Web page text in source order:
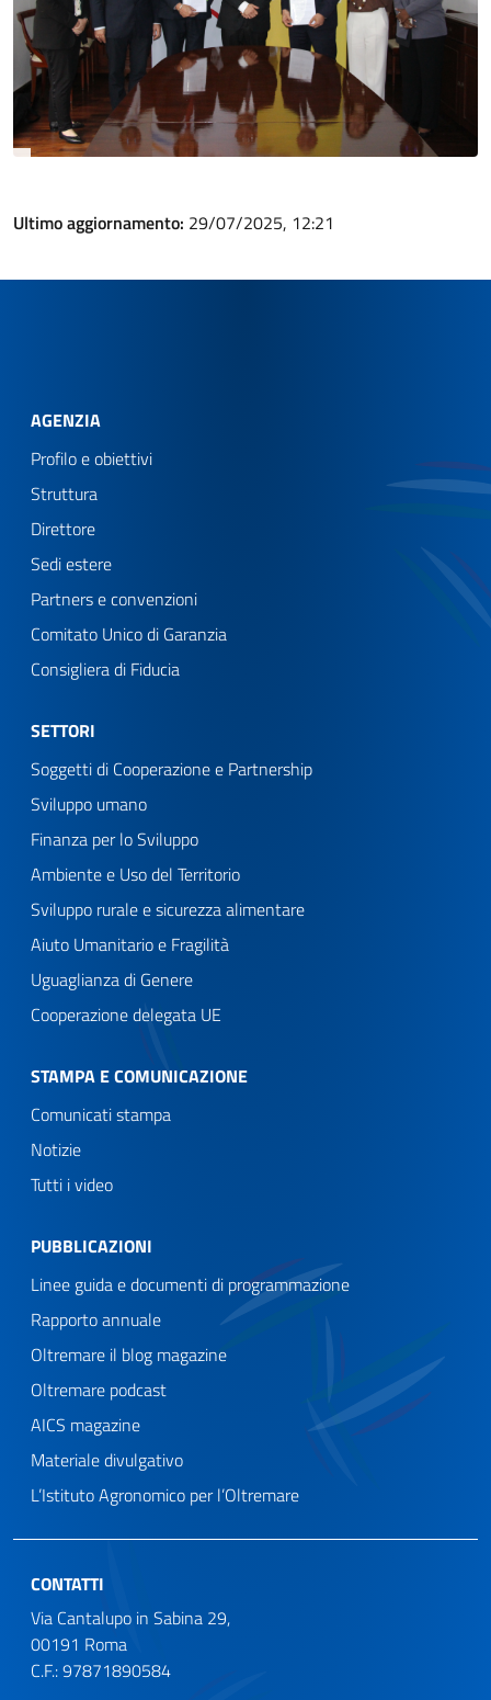
Ultimo aggiornamento: 29/07/2025, 12:21
AGENZIA
Profilo e obiettivi
Struttura
Direttore
Sedi estere
Partners e convenzioni
Comitato Unico di Garanzia
Consigliera di Fiducia
SETTORI
Soggetti di Cooperazione e Partnership
Sviluppo umano
Finanza per lo Sviluppo
Ambiente e Uso del Territorio
Sviluppo rurale e sicurezza alimentare
Aiuto Umanitario e Fragilità
Uguaglianza di Genere
Cooperazione delegata UE
STAMPA E COMUNICAZIONE
Comunicati stampa
Notizie
Tutti i video
PUBBLICAZIONI
Linee guida e documenti di programmazione
Rapporto annuale
Oltremare il blog magazine
Oltremare podcast
AICS magazine
Materiale divulgativo
L’Istituto Agronomico per l’Oltremare
CONTATTI
Via Cantalupo in Sabina 29,
00191 Roma
C.F.: 97871890584